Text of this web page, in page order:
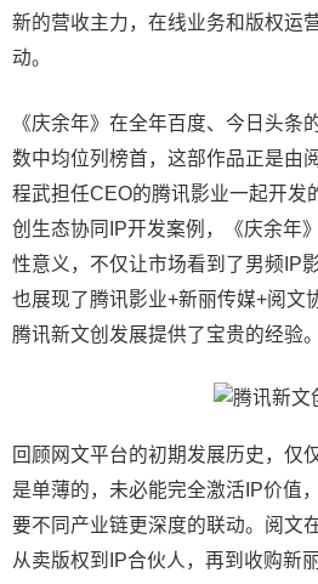
新的营收主力，在线业务和版权运
动。
《庆余年》在全年百度、今日头条
数中均位列榜首，这部作品正是由
程武担任CEO的腾讯影业一起开发
创生态协同IP开发案例，《庆余年
性意义，不仅让市场看到了男频IP
也展现了腾讯影业+新丽传媒+阅文
腾讯新文创发展提供了宝贵的经验。
回顾网文平台的初期发展历史，仅
是单薄的，未必能完全激活IP价值
要不同产业链更深度的联动。阅文
从卖版权到IP合伙人，再到收购新